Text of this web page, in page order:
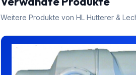
Weitere Produkte von HL Hutterer &